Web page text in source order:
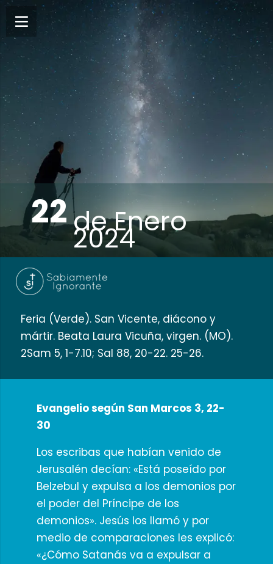
22deEnero
2024
Feria (Verde). San Vicente, diácono y
mártir. Beata Laura Vicuña, virgen. (MO).
2Sam 5, 1-7.10; Sal 88, 20-22. 25-26.
Evangelio según San Marcos 3, 22-
30
Los escribas que habían venido de
Jerusalén decían: «Está poseído por
Belzebul y expulsa a los demonios por
el poder del Príncipe de los
demonios». Jesús los llamó y por
medio de comparaciones les explicó:
«¿Cómo Satanás va a expulsar a